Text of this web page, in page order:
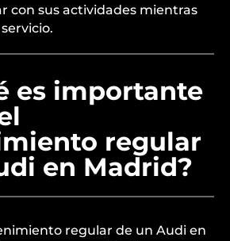
con sus actividades mientras
es importante
regular
en Madrid?
regular de un Audi en